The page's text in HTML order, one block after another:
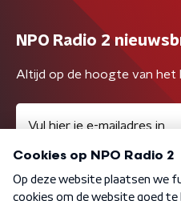
NPO Radio 2
Altijd op de hoogte van het